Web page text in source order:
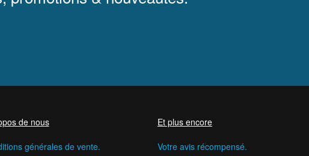
de nous
générales de vente.
Et plus encore
Votre avis récompensé.